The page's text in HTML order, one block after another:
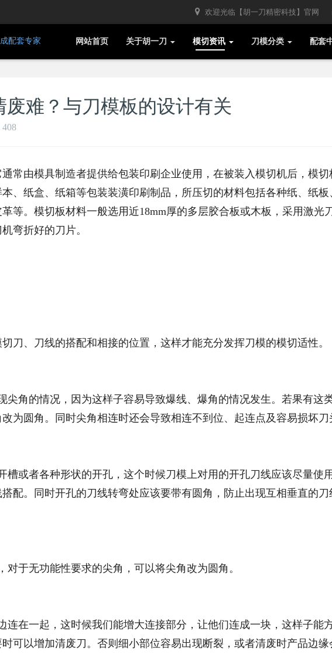
欢迎光临【胡一刀精密科技】官网
配套专家 网站首页 关于胡一刀 模切资讯 刀模分类 配套
难？与刀模板的设计有关
408
常由模具制造者提供给包装印刷企业使用，在被装入模切机后，模切
、纸盒、纸箱等包装装潢印刷制品，所压切的材料包括各种纸、纸板
等。模切板材料一般选用近18mm厚的多层胶合板或木板，采用激光
弯折好的刀片。
刀、刀线的搭配和相接的位置，这样才能充分发挥刀模的模切适性。
尖角的情况，因为这样子容易导致爆线、爆角的情况发生。若果有这
为圆角。同时尖角相连时还会导致相连不到位、起连点及容易损坏刀
槽或者各种形状的开孔，这个时候刀模上对用的开孔刀线应该尽量使
配。同时开孔的刀线转弯处应该要带有圆角，防止出现互相垂直的刀
对于无功能性要求的尖角，可以将尖角改为圆角。
连在一起，这时候我们能增大连接部分，让他们连成一块，这样子能
可以增加清废刀。否则细小部位容易出现断裂，或者清废时产品边缘